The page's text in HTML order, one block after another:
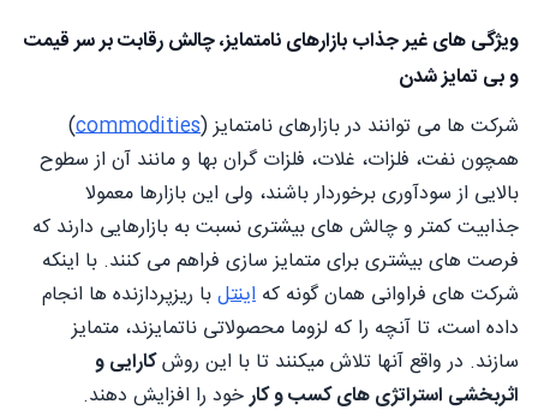
ویژگی های غیر جذاب بازارهای نامتمایز، چالش رقابت بر سر قیمت
و بی تمایز شدن
شرکت ها می توانند در بازارهای نامتمایز (commodities
)
همچون نفت، فلزات، غلات، فلزات گران بها و مانند آن از سطوح
بالایی از سودآوری برخوردار باشند، ولی این بازارها معمولا
جذابیت کمتر و چالش های بیشتری نسبت به بازارهایی دارند که
فرصت های بیشتری برای متمایز سازی فراهم می کنند. با اینکه
شرکت های فراوانی همان گونه که اینتلبا ریزپردازنده ها انجام
داده است، تا آنچه را که لزوما محصولاتی ناتمایزند، متمایز
سازند. در واقع آنها تلاش میکنند تا با این روشکارایی و
اثربخشی استراتژی های کسب و کارخود را افزایش دهند.